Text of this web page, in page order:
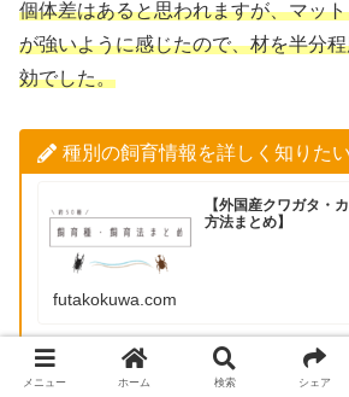
個体差はあると思われますが、マッ
が強いように感じたので、材を半分
効でした。
種別の飼育情報を詳しく知りた
【外国産クワガタ・
方法まとめ】
futakokuwa.com
メニュー ホーム 検索 シェア